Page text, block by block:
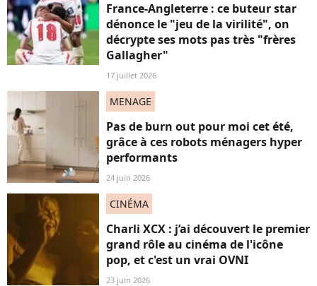
France-Angleterre : ce buteur star
dénonce le "jeu de la virilité", on
décrypte ses mots pas très "frères
Gallagher"
17 juillet 2026
MENAGE
Pas de burn out pour moi cet été,
grâce à ces robots ménagers hyper
performants
24 juin 2026
CINÉMA
Charli XCX : j’ai découvert le premier
grand rôle au cinéma de l'icône
pop, et c'est un vrai OVNI
23 juin 2026